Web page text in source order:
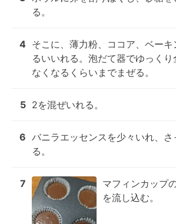
る。
4 そこに、薄力粉、ココア、ベー
るいいれる。泡だて器でゆっく
なくなるくらいまでまぜる。
5 2を混ぜいれる。
6 バニラエッセンスを少々いれ、
る。
7
マフィンカップ
を流し込む。